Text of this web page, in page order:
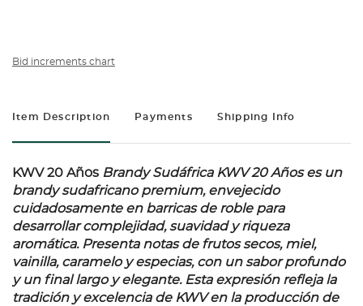
Bid increments chart
Item Description Payments Shipping Info
KWV 20 Años BrandySudáfrica KWV 20 Años es un
brandy sudafricano premium, envejecido
cuidadosamente en barricas de roble para
desarrollar complejidad, suavidad y riqueza
aromática. Presenta notas de frutos secos, miel,
vainilla, caramelo y especias, con un sabor profundo
y un final largo y elegante. Esta expresión refleja la
tradición y excelencia de KWV en la producción de